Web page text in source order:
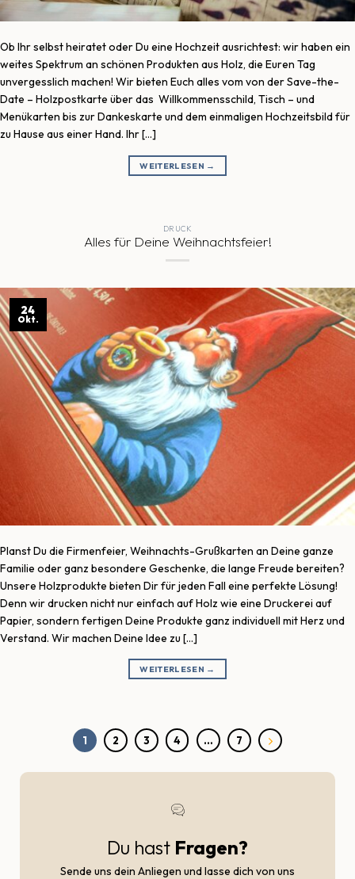
Ob Ihr selbst heiratet oder Du eine Hochzeit ausrichtest: wir haben ein
weites Spektrum an schönen Produkten aus Holz, die Euren Tag
unvergesslich machen! Wir bieten Euch alles vom von der Save-the-
Date – Holzpostkarte über das Willkommensschild, Tisch – und
Menükarten bis zur Dankeskarte und dem einmaligen Hochzeitsbild für
zu Hause aus einer Hand. Ihr […]
WEITERLESEN →
DRUCK
Alles für Deine Weihnachtsfeier!
24
Okt.
Planst Du die Firmenfeier, Weihnachts-Grußkarten an Deine ganze
Familie oder ganz besondere Geschenke, die lange Freude bereiten?
Unsere Holzprodukte bieten Dir für jeden Fall eine perfekte Lösung!
Denn wir drucken nicht nur einfach auf Holz wie eine Druckerei auf
Papier, sondern fertigen Deine Produkte ganz individuell mit Herz und
Verstand. Wir machen Deine Idee zu […]
WEITERLESEN →
1 2 3 4 … 7
Du hast Fragen?
Sende uns dein Anliegen und lasse dich von uns